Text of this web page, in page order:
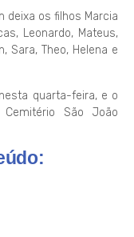
deixa os filhos Marcia
Leonardo, Mateus,
Sara, Theo, Helena e
quarta-feira, e o
São João